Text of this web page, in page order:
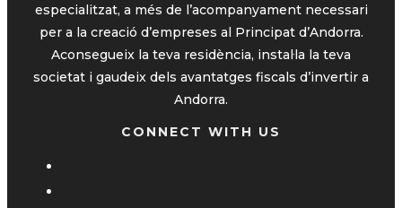
especialitzat, a més de l’acompanyament necessari
per a la creació d’empreses al Principat d’Andorra.
Aconsegueix la teva residència, instal·la la teva
societat i gaudeix dels avantatges fiscals d’invertir a
Andorra.
CONNECT WITH US